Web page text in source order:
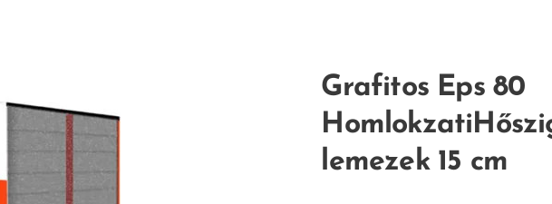
Grafitos Eps 80
lemezek 15 cm